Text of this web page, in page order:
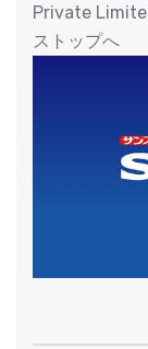
Private
ストップへ